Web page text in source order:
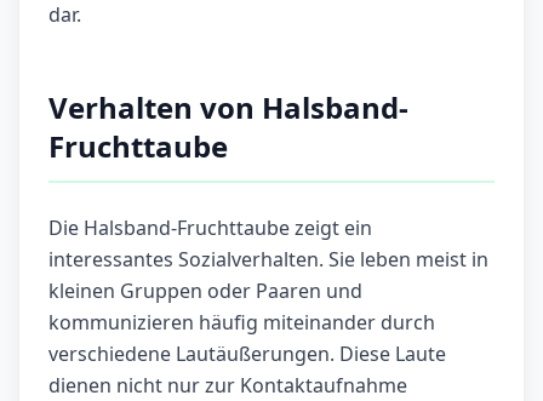
dar.
Verhalten von Halsband-
Fruchttaube
Die Halsband-Fruchttaube zeigt ein
interessantes Sozialverhalten. Sie leben meist in
kleinen Gruppen oder Paaren und
kommunizieren häufig miteinander durch
verschiedene Lautäußerungen. Diese Laute
dienen nicht nur zur Kontaktaufnahme